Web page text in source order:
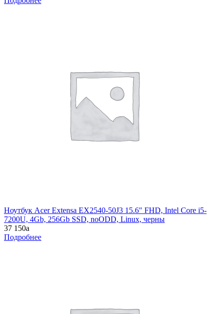
Ноутбук Acer Extensa EX2540-50J3 15.6" FHD, Intel Core i5-
7200U, 4Gb, 256Gb SSD, noODD, Linux, черны
37 150a
Подробнее